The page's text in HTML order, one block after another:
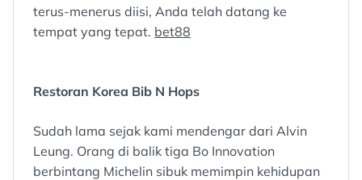
terus-menerus diisi, Anda telah datang ke
tempat yang tepat. bet88
Restoran Korea Bib N Hops
Sudah lama sejak kami mendengar dari Alvin
Leung. Orang di balik tiga Bo Innovation
berbintang Michelin sibuk memimpin kehidupan